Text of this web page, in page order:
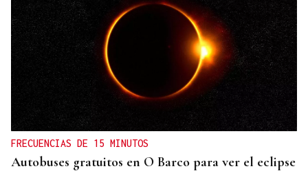
FRECUENCIAS DE 15 MINUTOS
Autobuses gratuitos en O Barco para ver el eclipse